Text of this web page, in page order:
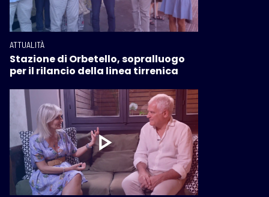
ATTUALITÀ
Stazione di Orbetello, sopralluogo
per il rilancio della linea tirrenica